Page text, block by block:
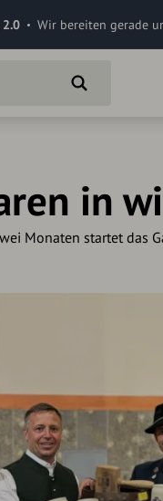
2.0 Wir bereiten gerade
in
Monaten startet das